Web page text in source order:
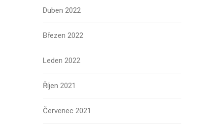
Duben 2022
Březen 2022
Leden 2022
Říjen 2021
Červenec 2021